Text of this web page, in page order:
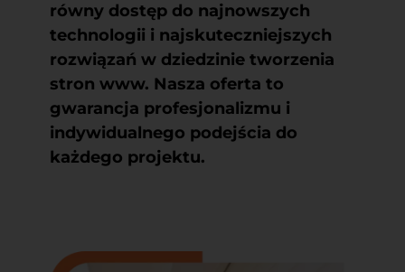
równy dostęp do najnowszych
technologii i najskuteczniejszych
rozwiązań w dziedzinie tworzenia
stron www. Nasza oferta to
gwarancja profesjonalizmu i
indywidualnego podejścia do
każdego projektu.